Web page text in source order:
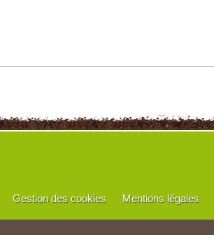
Gestion des cookies Mentions légales